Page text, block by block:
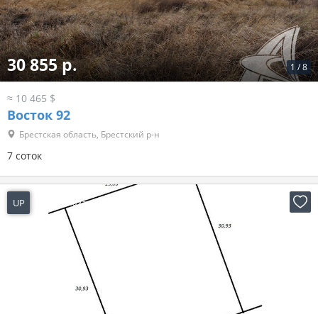
1 /8
30 855 р.
≈ 10 465 $
Восток 92
Брестская область, Брестский р-н
7 соток
UP 1 день назад